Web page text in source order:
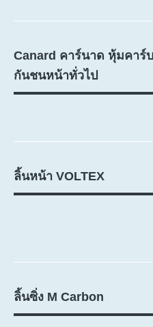
Canard คาร์นาด หุ้มคาร์
กันชนหน้าทั่วไป
ลิ้นหน้า VOLTEX
ลิ้นซิ่ง M Carbon